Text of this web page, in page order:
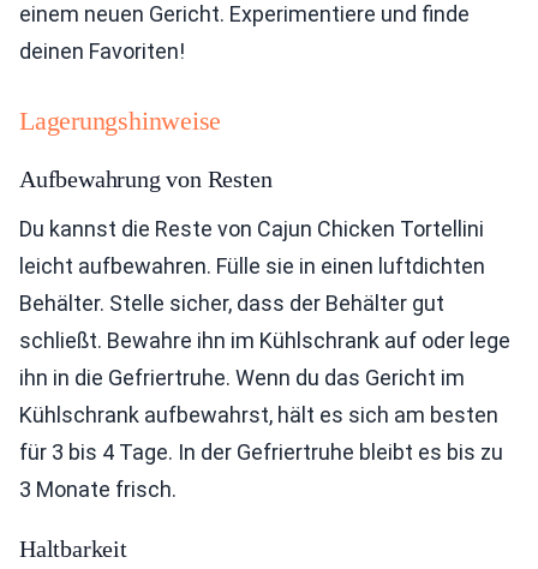
einem neuen Gericht. Experimentiere und finde
deinen Favoriten!
Lagerungshinweise
Aufbewahrung von Resten
Du kannst die Reste von Cajun Chicken Tortellini
leicht aufbewahren. Fülle sie in einen luftdichten
Behälter. Stelle sicher, dass der Behälter gut
schließt. Bewahre ihn im Kühlschrank auf oder lege
ihn in die Gefriertruhe. Wenn du das Gericht im
Kühlschrank aufbewahrst, hält es sich am besten
für 3 bis 4 Tage. In der Gefriertruhe bleibt es bis zu
3 Monate frisch.
Haltbarkeit